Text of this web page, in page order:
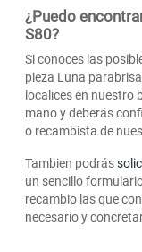
¿Puedo
S80?
Si conoces las
pieza Luna
localices en nuestro
mano y deberás
o recambista de
Tambien podrás
un sencillo
recambio las que
necesario y